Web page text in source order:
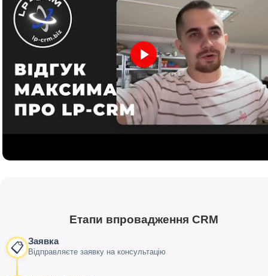
Етапи впровадження CRM
📋 Заявка
Відправляєте заявку на консультацію